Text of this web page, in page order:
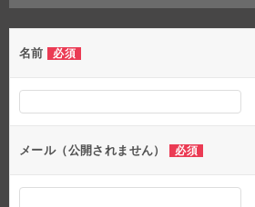
ビ
ゲ
ー
シ
ン
名前 必須
メール（公開されません） 必須